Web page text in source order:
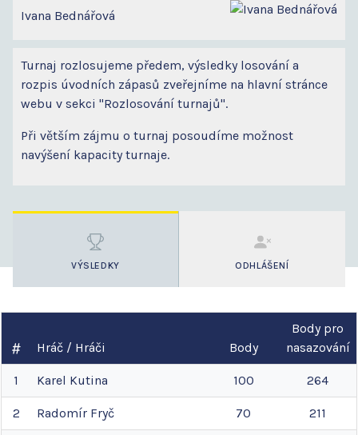
Ivana Bednářová
Turnaj rozlosujeme předem, výsledky losování a
rozpis úvodních zápasů zveřejníme na hlavní stránce
webu v sekci "Rozlosování turnajů".
Při větším zájmu o turnaj posoudíme možnost
navýšení kapacity turnaje.
VÝSLEDKY ODHLÁŠENÍ
Hráč / Hráči Body
Body pro
nasazování
1 Karel Kutina 100 264
2 Radomír Fryč 70 211